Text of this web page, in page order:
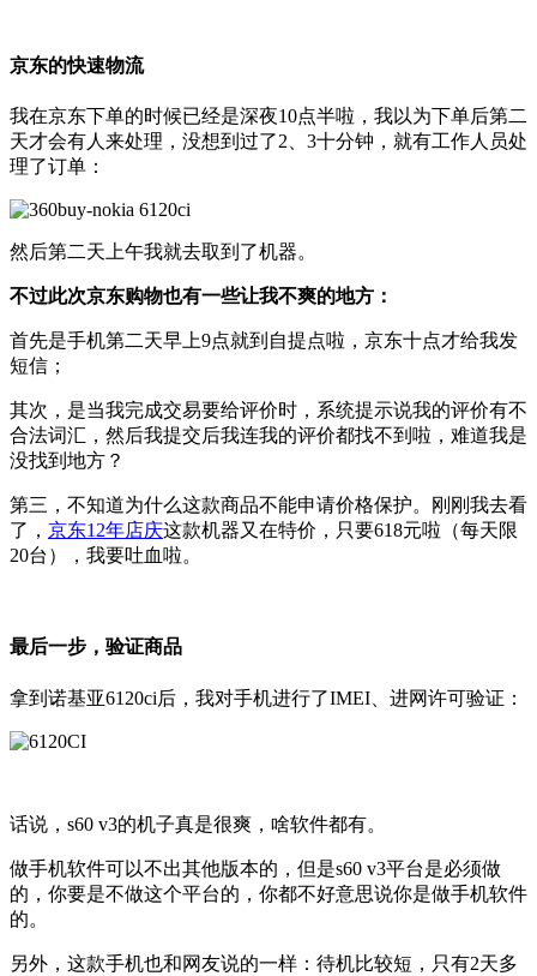
京东的快速物流
我在京东下单的时候已经是深夜10点半啦，我以为下单后第二
天才会有人来处理，没想到过了2、3十分钟，就有工作人员处
理了订单：
然后第二天上午我就去取到了机器。
不过此次京东购物也有一些让我不爽的地方：
首先是手机第二天早上9点就到自提点啦，京东十点才给我发
短信；
其次，是当我完成交易要给评价时，系统提示说我的评价有不
合法词汇，然后我提交后我连我的评价都找不到啦，难道我是
没找到地方？
第三，不知道为什么这款商品不能申请价格保护。刚刚我去看
了， 京东12年店庆这款机器又在特价，只要618元啦（每天限
20台），我要吐血啦。
最后一步，验证商品
拿到诺基亚6120ci后，我对手机进行了IMEI、进网许可验证：
话说，s60 v3的机子真是很爽，啥软件都有。
做手机软件可以不出其他版本的，但是s60 v3平台是必须做
的，你要是不做这个平台的，你都不好意思说你是做手机软件
的。
另外，这款手机也和网友说的一样：待机比较短，只有2天多